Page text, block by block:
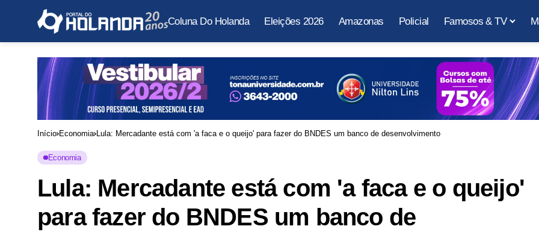
Coluna Do Holanda Eleições 2026 Amazonas Policial Famosos & TV
Início Economia Lula: Mercadante está com 'a faca e o queijo' para fazer do BNDES um banco de desenvolvimento
Economia
Lula: Mercadante está com 'a faca e o queijo'
para fazer do BNDES um banco de